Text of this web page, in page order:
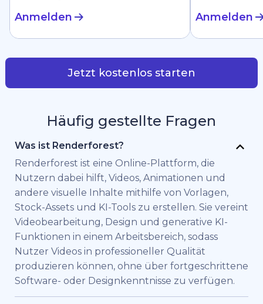
Anmelden Anmelden
Jetzt kostenlos starten
Häufig gestellte Fragen
Was ist Renderforest?
Renderforest ist eine Online-Plattform, die
Nutzern dabei hilft, Videos, Animationen und
andere visuelle Inhalte mithilfe von Vorlagen,
Stock-Assets und KI-Tools zu erstellen. Sie vereint
Videobearbeitung, Design und generative KI-
Funktionen in einem Arbeitsbereich, sodass
Nutzer Videos in professioneller Qualität
produzieren können, ohne über fortgeschrittene
Software- oder Designkenntnisse zu verfügen.